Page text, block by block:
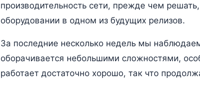
производительность сети, прежде чем
оборудовании в одном из будущих релизов.
За последние несколько недель мы
оборачивается небольшими сложностями,
работает достаточно хорошо, так что